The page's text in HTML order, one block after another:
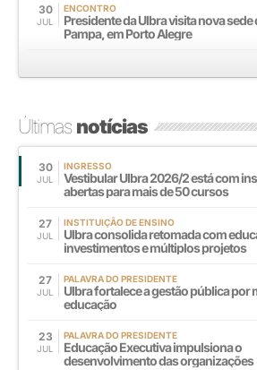
30
JUL
ENCONTRO
Presidente da Ulbra visita nova sede
Pampa, em Porto Alegre
Últimasnotícias
30
JUL
INGRESSO
Vestibular Ulbra 2026/2 está com
abertas para mais de 50 cursos
27
JUL
INSTITUIÇÃO DE ENSINO
Ulbra consolida retomada com
investimentos e múltiplos projetos
27
JUL
PALAVRA DO PRESIDENTE
Ulbra fortalece a gestão pública por
educação
23
JUL
PALAVRA DO PRESIDENTE
Educação Executiva impulsiona o
desenvolvimento das organizações